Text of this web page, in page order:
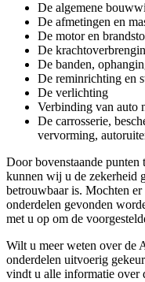
De algemene
De afmetingen en
De motor en
De
De banden,
De reminrichting en
De verlichting
Verbinding van auto
De carrosserie,
vervorming,
Door bovenstaande
kunnen wij u de zekerheid
betrouwbaar is. Mochten
onderdelen gevonden
met u op om de
Wilt u meer weten over de
onderdelen uitvoerig
vindt u alle informatie over